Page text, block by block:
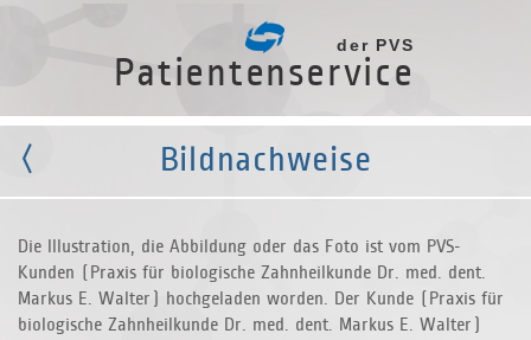
Patientenservice
der PVS
Bildnachweise
Die Illustration, die Abbildung oder das Foto ist vom PVS-
Kunden (Praxis für biologische Zahnheilkunde Dr. med. dent.
Markus E. Walter) hochgeladen worden. Der Kunde (Praxis für
biologische Zahnheilkunde Dr. med. dent. Markus E. Walter)